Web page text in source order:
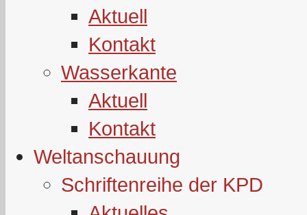
Aktuell
Kontakt
Wasserkante
Aktuell
Kontakt
Weltanschauung
Schriftenreihe der KPD